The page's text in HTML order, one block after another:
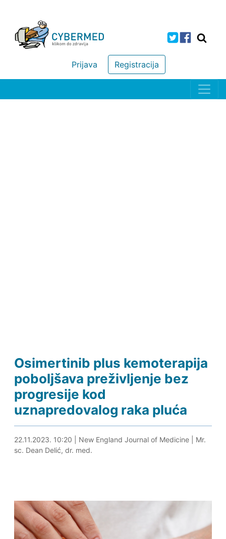
Registracija
Prijava
Osimertinib plus kemoterapija
poboljšava preživljenje bez
progresije kod
uznapredovalog raka pluća
22.11.2023. 10:32
22.11.2023. 10:20 New England Journal of Medicine| Mr.
sc. Dean Delić, dr. med.